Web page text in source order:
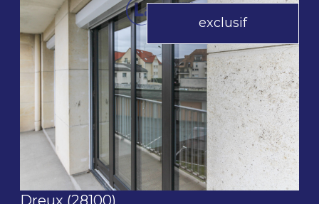
exclusif
voir le bien
Dreux (28100)